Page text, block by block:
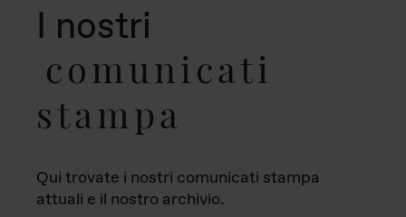
I nostri
comunicati
stampa
Qui trovate i nostri comunicati stampa
attuali e il nostro archivio.